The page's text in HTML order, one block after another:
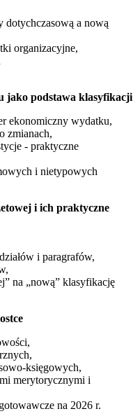
dotychczasową a nową
organizacyjne,
jako podstawa klasyfikacji
ekonomiczny wydatku,
zmianach,
- praktyczne
i nietypowych
i ich praktyczne
i paragrafów,
na „nową” klasyfikację
księgowych,
merytorycznymi i
na 2026 r.